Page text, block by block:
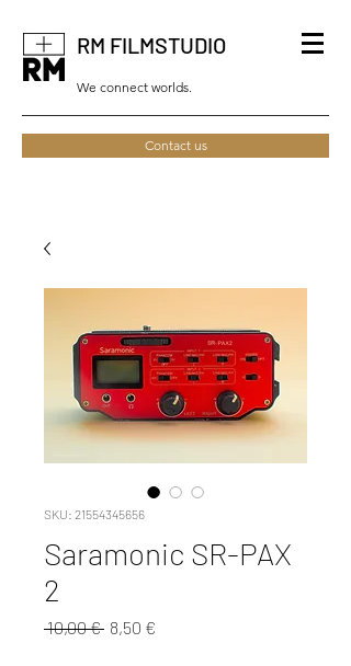
RM FILMSTUDIO
We connect worlds.
Contact us
SKU: 21554345656
Saramonic SR-PAX
2
10,00 € Regularna
8,50 €